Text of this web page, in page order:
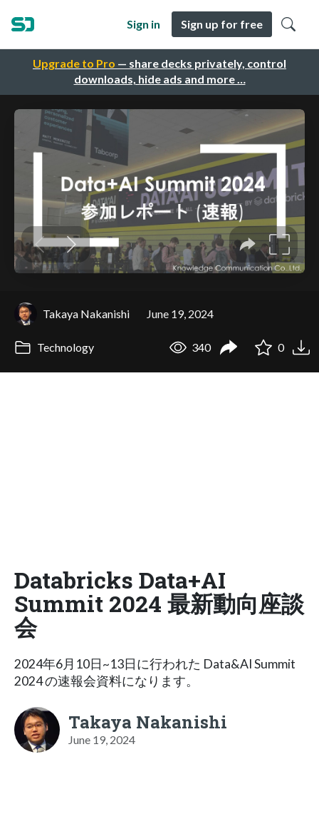
Upgrade to Pro — share decks privately, control
downloads, hide ads and more …
Sign in Sign up for free
Takaya Nakanishi June 19, 2024
Technology 340 0
Databricks Data+AI
Summit 2024 最新動向座談
会
2024年6月10日~13日に行われた Data&AI Summit
2024 の速報会資料になります。
Takaya Nakanishi
June 19, 2024